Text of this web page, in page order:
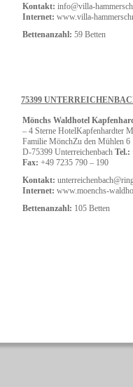
Kontakt: info@villa-
Internet: www.villa-
Bettenanzahl: 59 Betten
75399
Mönchs Waldhotel
– 4 Sterne HotelKapfenhardter
Familie MönchZu den Mühlen 6
D-75399 Unterreichenbach Tel.:
Fax: +49 7235 790 – 190
Kontakt:
Internet: www.moenchs-
Bettenanzahl: 105 Betten